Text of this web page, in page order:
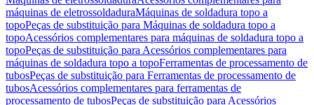
máquinas de eletrossoldaduraMáquinas de soldadura topo a
topoPeças de substituição para Máquinas de soldadura topo a
topoAcessórios complementares para máquinas de soldadura topo a
topoPeças de substituição para Acessórios complementares para
máquinas de soldadura topo a topoFerramentas de processamento de
tubosPeças de substituição para Ferramentas de processamento de
tubosAcessórios complementares para ferramentas de
processamento de tubosPeças de substituição para Acessórios